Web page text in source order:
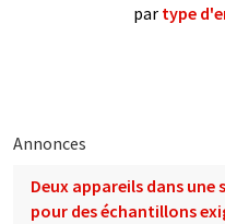
par type
Annonces
Deux appareils dans
pour des échantillons